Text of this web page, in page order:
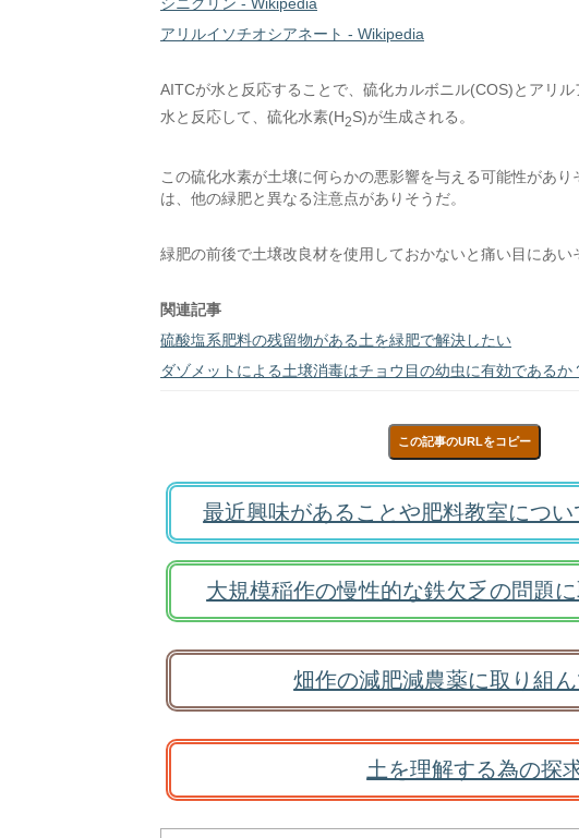
アリルイソチオシアネート - Wikipedia
AITCが水と反応することで、硫化カルボニル(COS)とアリル
水と反応して、硫化水素(H2S)が生成される。
この硫化水素が土壌に何らかの悪影響を与える可能性があ
は、他の緑肥と異なる注意点がありそうだ。
緑肥の前後で土壌改良材を使用しておかないと痛い目にあい
関連記事
硫酸塩系肥料の残留物がある土を緑肥で解決したい
ダゾメットによる土壌消毒はチョウ目の幼虫に有効であるか
この記事のURLをコピー
最近興味があることや肥料教室につ
大規模稲作の慢性的な鉄欠乏の問題
畑作の減肥減農薬に取り組
土を理解する為の探